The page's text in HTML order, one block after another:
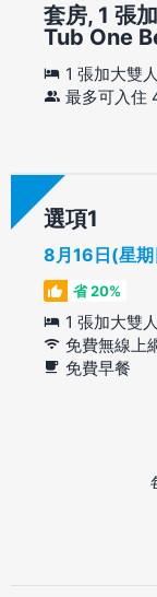
套房, 1 張
Tub One
1 張加大雙
最多可入住
選項
8月16日(星
省 20%
1 張加大雙
免費無線上
免費早餐